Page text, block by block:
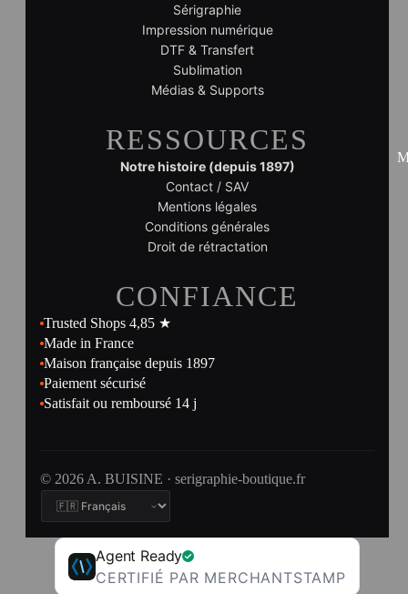
Sérigraphie
Impression numérique
DTF & Transfert
Sublimation
Médias & Supports
RESSOURCES
Notre histoire (depuis 1897)
Contact / SAV
Mentions légales
Conditions générales
Droit de rétractation
CONFIANCE
Trusted Shops 4,85 ★
Made in France
Maison française depuis 1897
Paiement sécurisé
Satisfait ou remboursé 14 j
© 2026 A. BUISINE · serigraphie-boutique.fr
Agent Ready
CERTIFIÉ PAR MERCHANTSTAMP